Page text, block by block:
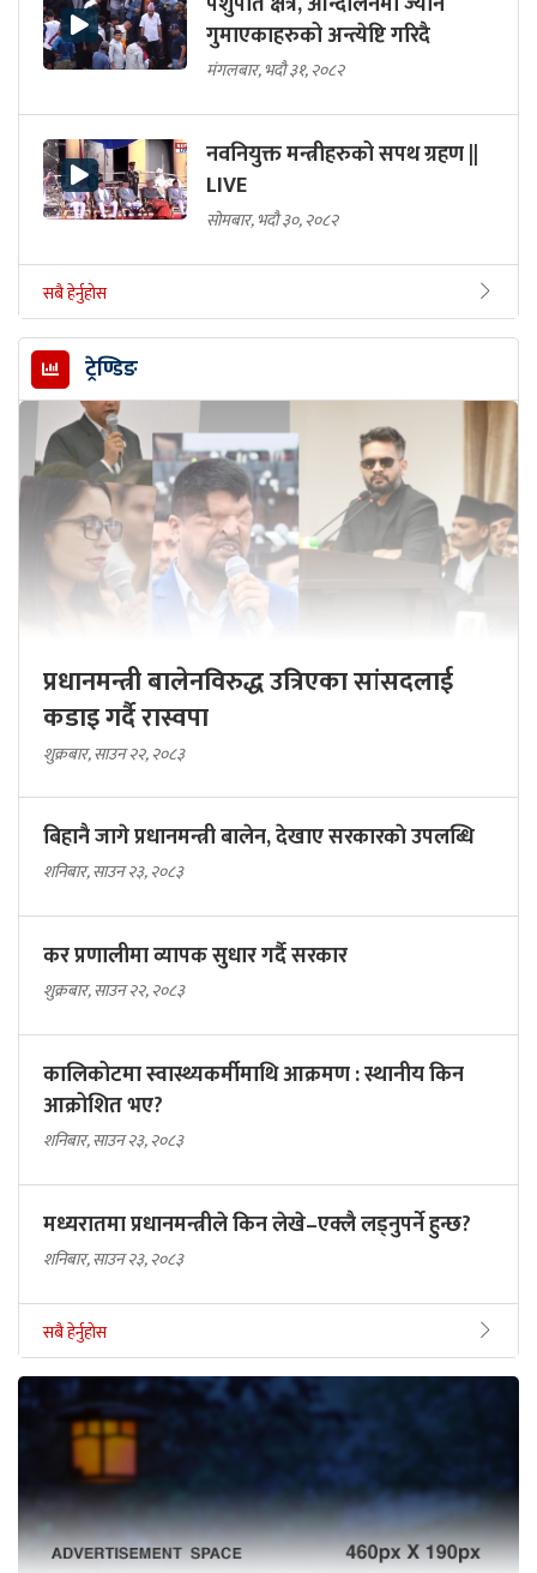
गुमाएकाहरुको अन्त्येष्टि गरिदै
मंगलबार, भदौ ३१, २०८२
नवनियुक्त मन्त्रीहरुको सपथ ग्रहण ||
LIVE
सोमबार, भदौ ३०, २०८२
सबै हेर्नुहोस
ट्रेण्डिङ
प्रधानमन्त्री बालेनविरुद्ध उत्रिएका सांसदलाई
कडाइ गर्दै रास्वपा
शुक्रबार, साउन २२, २०८३
बिहानै जागे प्रधानमन्त्री बालेन, देखाए सरकारकाे उपलब्धि
शनिबार, साउन २३, २०८३
कर प्रणालीमा व्यापक सुधार गर्दै सरकार
शुक्रबार, साउन २२, २०८३
कालिकोटमा स्वास्थ्यकर्मीमाथि आक्रमण : स्थानीय किन
आक्रोशित भए?
शनिबार, साउन २३, २०८३
मध्यरातमा प्रधानमन्त्रीले किन लेखे–एक्लै लड्नुपर्ने हुन्छ?
शनिबार, साउन २३, २०८३
सबै हेर्नुहोस